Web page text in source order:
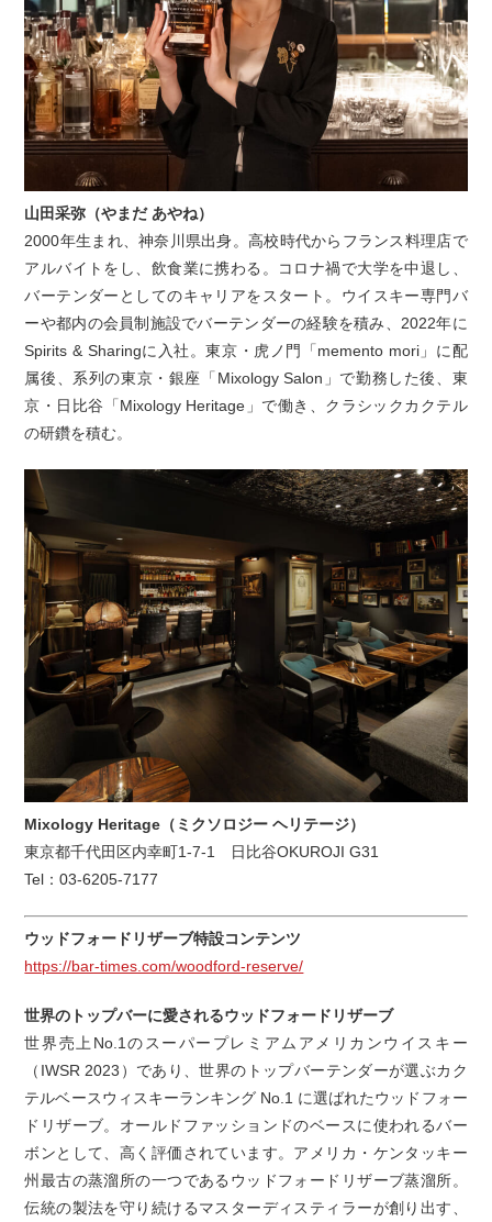
山田采弥（やまだ あやね）
2000年生まれ、神奈川県出身。高校時代からフランス料理店で
アルバイトをし、飲食業に携わる。コロナ禍で大学を中退し、
バーテンダーとしてのキャリアをスタート。ウイスキー専門バ
ーや都内の会員制施設でバーテンダーの経験を積み、2022年に
Spirits & Sharingに入社。東京・虎ノ門「memento mori」に配
属後、系列の東京・銀座「Mixology Salon」で勤務した後、東
京・日比谷「Mixology Heritage」で働き、クラシックカクテル
の研鑽を積む。
Mixology Heritage（ミクソロジー ヘリテージ）
東京都千代田区内幸町1-7-1 日比谷OKUROJI G31
Tel：03-6205-7177
ウッドフォードリザーブ特設コンテンツ
https://bar-times.com/woodford-reserve/
世界のトップバーに愛されるウッドフォードリザーブ
世界売上No.1のスーパープレミアムアメリカンウイスキー
（IWSR 2023）であり、世界のトップバーテンダーが選ぶカク
テルベースウィスキーランキング No.1 に選ばれたウッドフォー
ドリザーブ。オールドファッションドのベースに使われるバー
ボンとして、高く評価されています。アメリカ・ケンタッキー
州最古の蒸溜所の一つであるウッドフォードリザーブ蒸溜所。
伝統の製法を守り続けるマスターディスティラーが創り出す、